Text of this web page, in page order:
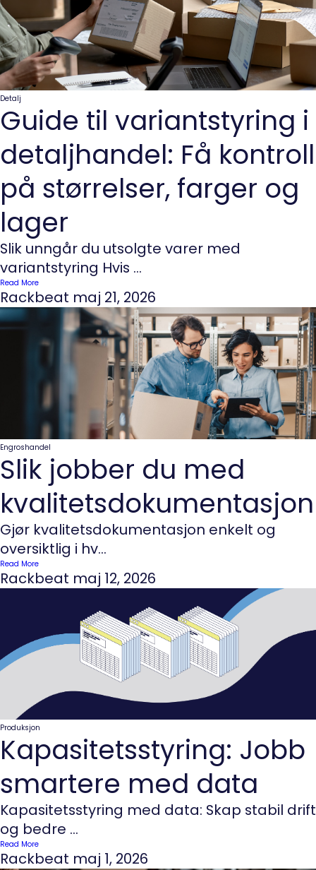
Detalj
Guide til variantstyring i
detaljhandel: Få kontroll
på størrelser, farger og
lager
Slik unngår du utsolgte varer med
variantstyring Hvis ...
Read More
Rackbeat maj 21, 2026
Engroshandel
Slik jobber du med
kvalitetsdokumentasjon
Gjør kvalitetsdokumentasjon enkelt og
oversiktlig i hv...
Read More
Rackbeat maj 12, 2026
Produksjon
Kapasitetsstyring: Jobb
smartere med data
Kapasitetsstyring med data: Skap stabil drift
og bedre ...
Read More
Rackbeat maj 1, 2026